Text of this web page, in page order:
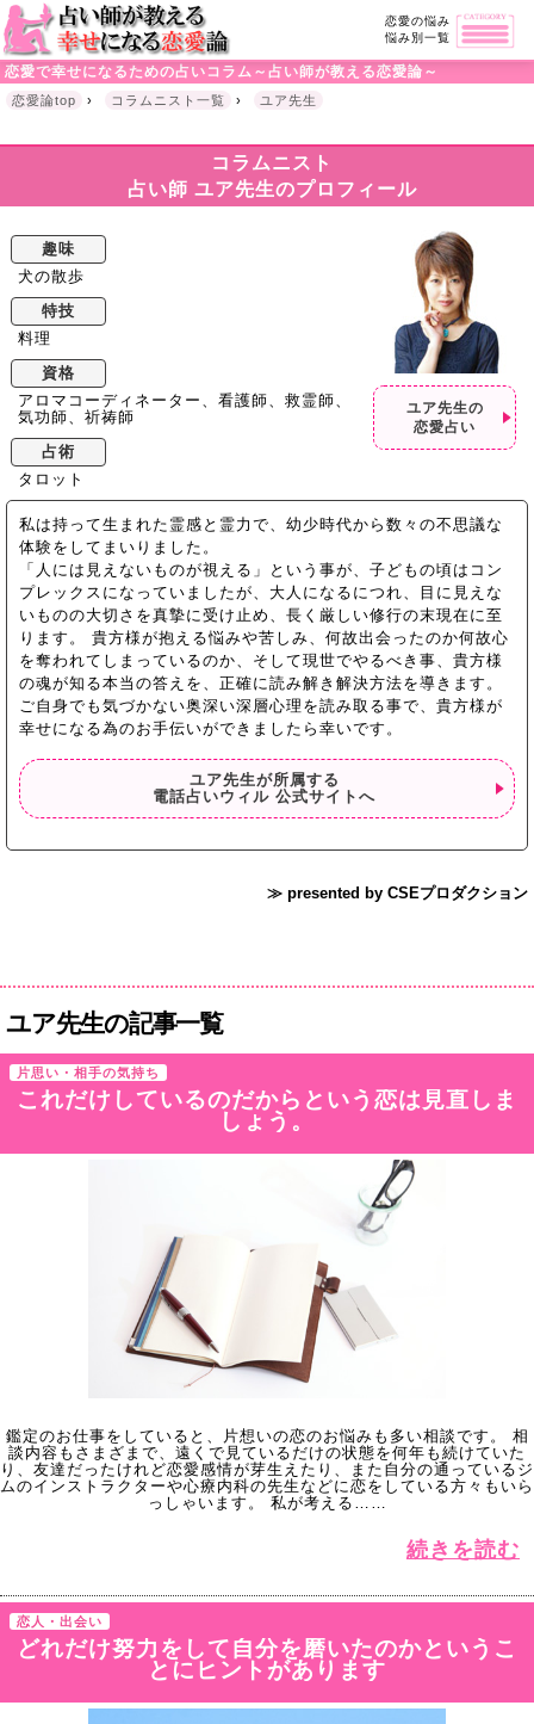
恋愛の悩み
悩み別一覧
恋愛で幸せになるための占いコラム～占い師が教える恋愛論～
恋愛論top › コラムニスト一覧 › ユア先生
コラムニスト
占い師 ユア先生のプロフィール
ユア先生の
恋愛占い
趣味
犬の散歩
特技
料理
資格
アロマコーディネーター、看護師、救霊師、
気功師、祈祷師
占術
タロット
私は持って生まれた霊感と霊力で、幼少時代から数々の不思議な
体験をしてまいりました。
「人には見えないものが視える」という事が、子どもの頃はコン
プレックスになっていましたが、大人になるにつれ、目に見えな
いものの大切さを真摯に受け止め、長く厳しい修行の末現在に至
ります。 貴方様が抱える悩みや苦しみ、何故出会ったのか何故心
を奪われてしまっているのか、そして現世でやるべき事、貴方様
の魂が知る本当の答えを、正確に読み解き解決方法を導きます。
ご自身でも気づかない奥深い深層心理を読み取る事で、貴方様が
幸せになる為のお手伝いができましたら幸いです。
ユア先生が所属する
電話占いウィル 公式サイトへ
≫ presented by CSEプロダクション
ユア先生の記事一覧
片思い・相手の気持ち
これだけしているのだからという恋は見直しま
しょう。
鑑定のお仕事をしていると、片想いの恋のお悩みも多い相談です。 相
談内容もさまざまで、遠くで見ているだけの状態を何年も続けていた
り、友達だったけれど恋愛感情が芽生えたり、また自分の通っているジ
ムのインストラクターや心療内科の先生などに恋をしている方々もいら
っしゃいます。 私が考える……
続きを読む
恋人・出会い
どれだけ努力をして自分を磨いたのかというこ
とにヒントがあります